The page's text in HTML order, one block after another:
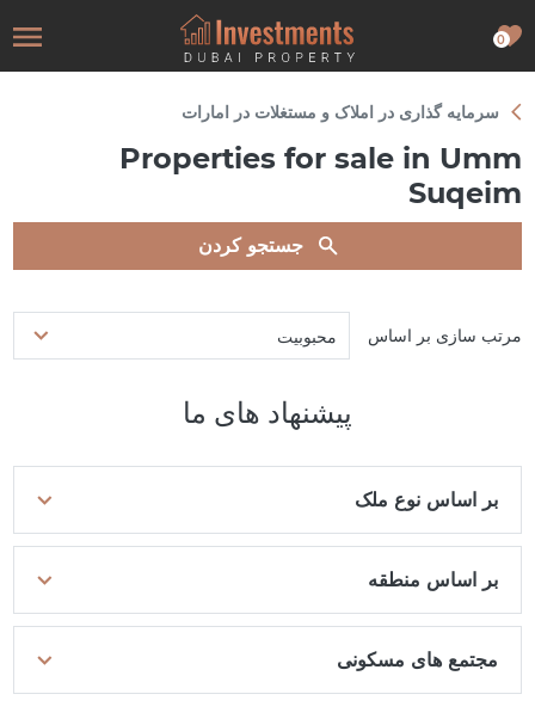
0
سرمایه گذاری در املاک و مستغلات در امارات
Properties for sale in Umm
Suqeim
جستجو کردن
مرتب سازی بر اساس محبوبیت
پیشنهاد های ما
بر اساس نوع ملک
بر اساس منطقه
مجتمع های مسکونی